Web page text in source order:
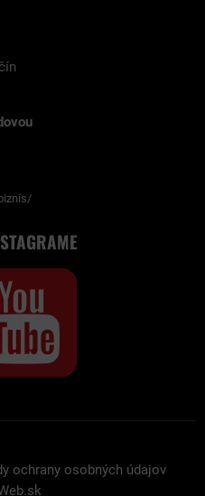
ochrany osobných údajov